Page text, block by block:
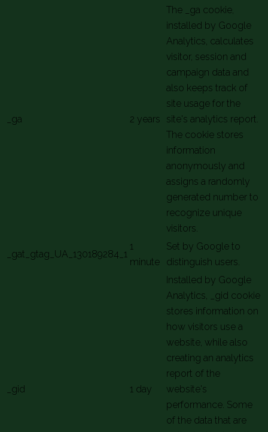
_ga 2 years
The _ga cookie,
installed by Google
Analytics, calculates
visitor, session and
campaign data and
also keeps track of
site usage for the
site's analytics report.
The cookie stores
information
anonymously and
assigns a randomly
generated number to
recognize unique
visitors.
_gat_gtag_UA_130189284_1
1
minute
Set by Google to
distinguish users.
_gid 1 day
Installed by Google
Analytics, _gid cookie
stores information on
how visitors use a
website, while also
creating an analytics
report of the
website's
performance. Some
of the data that are